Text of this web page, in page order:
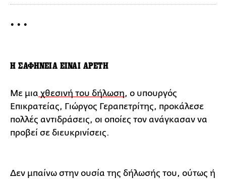
• • •
Η ΣΑΦΗΝΕΙΑ ΕΙΝΑΙ ΑΡΕΤΗ
Με μια χθεσινή του δήλωση, ο υπουργός
Επικρατείας, Γιώργος Γεραπετρίτης, προκάλεσε
πολλές αντιδράσεις, οι οποίες τον ανάγκασαν να
προβεί σε διευκρινίσεις.
Δεν μπαίνω στην ουσία της δήλωσής του, ούτως ή